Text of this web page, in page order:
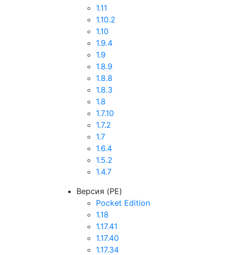
1.11
1.10.2
1.10
1.9.4
1.9
1.8.9
1.8.8
1.8.3
1.8
1.7.10
1.7.2
1.7
1.6.4
1.5.2
1.4.7
Версия (PE)
Pocket Edition
1.18
1.17.41
1.17.40
1.17.34